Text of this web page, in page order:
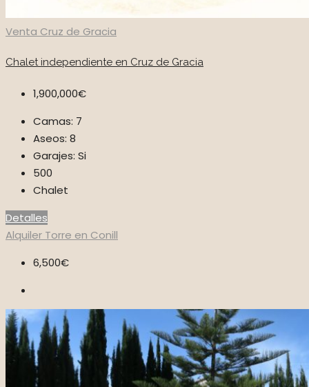
Venta Cruz de Gracia
Chalet independiente en Cruz de Gracia
1,900,000€
Camas: 7
Aseos: 8
Garajes: Si
500
Chalet
Detalles
Alquiler Torre en Conill
6,500€